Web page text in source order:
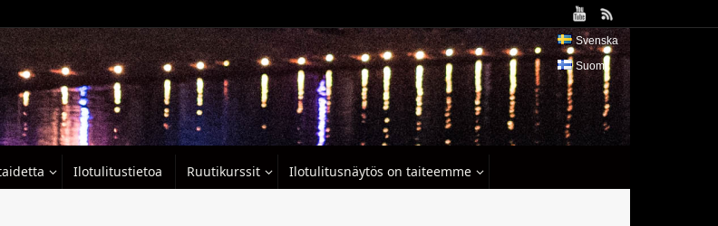
Svenska
Suomi
Ilotulitustietoa Ruutikurssit Ilotulitusnäytös on taiteemme